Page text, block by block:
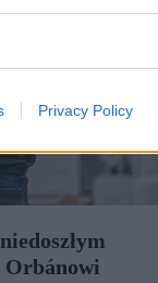
Privacy Policy
Orbánowi